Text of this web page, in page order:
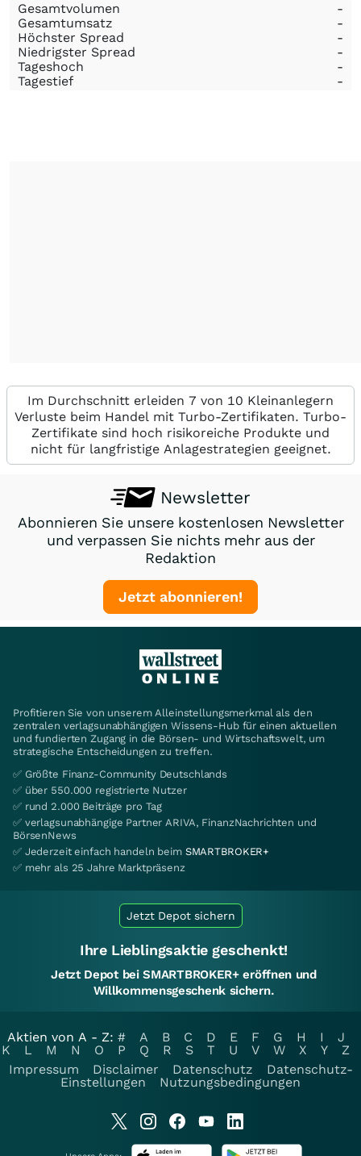
Gesamtvolumen
-
Gesamtumsatz
-
Höchster Spread
-
Niedrigster Spread
-
Tageshoch
-
Tagestief
-
Im Durchschnitt erleiden 7 von 10 Kleinanlegern
Verluste beim Handel mit Turbo-Zertifikaten. Turbo-
Zertifikate sind hoch risikoreiche Produkte und
nicht für langfristige Anlagestrategien geeignet.
Newsletter
Abonnieren Sie unsere kostenlosen Newsletter
und verpassen Sie nichts mehr aus der
Redaktion
Jetzt abonnieren!
Profitieren Sie von unserem Alleinstellungsmerkmal als den
zentralen verlagsunabhängigen Wissens-Hub für einen aktuellen
und fundierten Zugang in die Börsen- und Wirtschaftswelt, um
strategische Entscheidungen zu treffen.
✅ Größte Finanz-Community Deutschlands
✅ über 550.000 registrierte Nutzer
✅ rund 2.000 Beiträge pro Tag
✅ verlagsunabhängige Partner ARIVA, FinanzNachrichten und
BörsenNews
✅ Jederzeit einfach handeln beim SMARTBROKER+
✅ mehr als 25 Jahre Marktpräsenz
Jetzt Depot sichern
Ihre Lieblingsaktie geschenkt!
Jetzt Depot bei SMARTBROKER+ eröffnen und
Willkommensgeschenk sichern.
Aktien von A - Z: # A B C D E F G H I
J
K
L M N O P Q R S T U V W X Y
Z
Impressum
Disclaimer Datenschutz
Datenschutz-
Einstellungen
Nutzungsbedingungen